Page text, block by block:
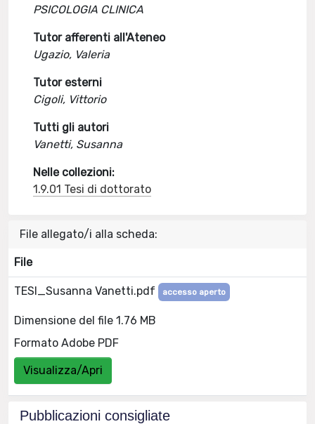
PSICOLOGIA CLINICA
Tutor afferenti all'Ateneo
Ugazio, Valeria
Tutor esterni
Cigoli, Vittorio
Tutti gli autori
Vanetti, Susanna
Nelle collezioni:
1.9.01 Tesi di dottorato
File allegato/i alla scheda:
File
TESI_Susanna Vanetti.pdf accesso aperto
Dimensione del file 1.76 MB
Formato Adobe PDF
Visualizza/Apri
Pubblicazioni consigliate